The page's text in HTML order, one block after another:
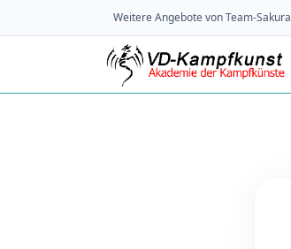
Weitere Angebote von Team-Sakura